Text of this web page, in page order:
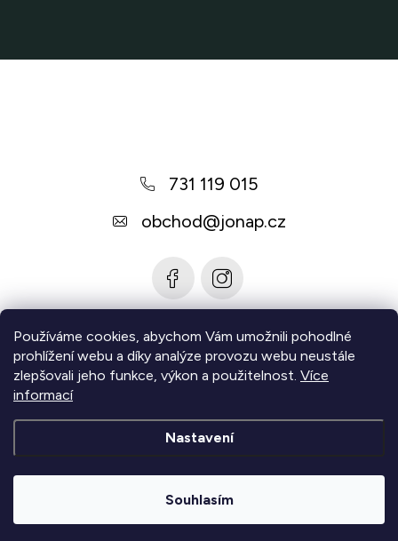
Používáme cookies, abychom Vám umožnili pohodlné
prohlížení webu a díky analýze provozu webu neustále
zlepšovali jeho funkce, výkon a použitelnost. Více
informací
Nastavení
Souhlasím
731 119 015
obchod@jonap.cz
Informace pro vás
Zjistěte více
vyhrazena.Upravit nastavení cookies